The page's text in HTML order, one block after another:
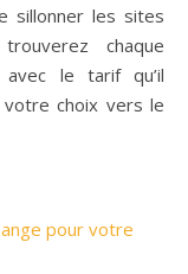
sillonner les sites
chaque
le tarif qu’il
choix vers le
pour votre